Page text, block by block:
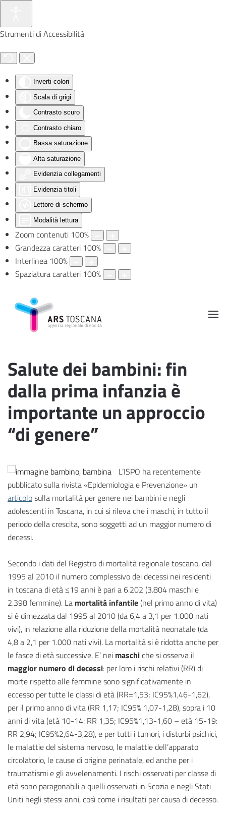
Strumenti di Accessibilità
Inverti colori
Scala di grigi
Contrasto scuro
Contrasto chiaro
Bassa saturazione
Alta saturazione
Evidenzia collegamenti
Evidenzia titoli
Lettore di schermo
Modalità lettura
Zoom contenuti 100%
Grandezza caratteri 100%
Interlinea 100%
Spaziatura caratteri 100%
Skip to main content
Salute dei bambini: fin
dalla prima infanzia è
importante un approccio
“di genere”
L’ISPO ha recentemente
pubblicato sulla rivista «Epidemiologia e Prevenzione» un
articolosulla mortalità per genere nei bambini e negli
adolescenti in Toscana, in cui si rileva che i maschi, in tutto il
periodo della crescita, sono soggetti ad un maggior numero di
decessi.
Secondo i dati del Registro di mortalità regionale toscano, dal
1995 al 2010 il numero complessivo dei decessi nei residenti
in toscana di età ≤19 anni è pari a 6.202 (3.804 maschi e
2.398 femmine). La mortalità infantile(nel primo anno di vita)
si è dimezzata dal 1995 al 2010 (da 6,4 a 3,1 per 1.000 nati
vivi), in relazione alla riduzione della mortalità neonatale (da
4,8 a 2,1 per 1.000 nati vivi). La mortalità si è ridotta anche per
le fasce di età successive. E’ nei maschiche si osserva il
maggior numero di decessi: per loro i rischi relativi (RR) di
morte rispetto alle femmine sono significativamente in
eccesso per tutte le classi di età (RR=1,53; IC95%1,46-1,62),
per il primo anno di vita (RR 1,17; IC95% 1,07-1,28), sopra i 10
anni di vita (età 10-14: RR 1,35; IC95%1,13-1,60 – età 15-19:
RR 2,94; IC95%2,64-3,28), e per tutti i tumori, i disturbi psichici,
le malattie del sistema nervoso, le malattie dell’apparato
circolatorio, le cause di origine perinatale, ed anche per i
traumatismi e gli avvelenamenti. I rischi osservati per classe di
età sono paragonabili a quelli osservati in Scozia e negli Stati
Uniti negli stessi anni, così come i risultati per causa di decesso.